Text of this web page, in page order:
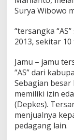
Surya Wibowo
“tersangka
2013, sekitar
Jamu – jamu
“AS” dari
Sebagian
memiliki izin
(Depkes).
menjualnya
pedagang lain.